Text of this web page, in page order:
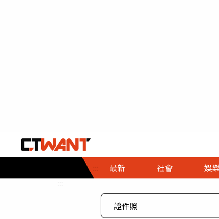
::: 最新 社會
社會首頁
時事
娛樂
娛樂首頁
即時
專題
財經首頁
熱線
３Ｃ
政